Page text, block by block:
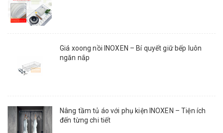
Giá xoong nồi INOXEN – Bí quyết giữ bếp luôn
ngăn nắp
Nâng tầm tủ áo với phụ kiện INOXEN – Tiện ích
đến từng chi tiết